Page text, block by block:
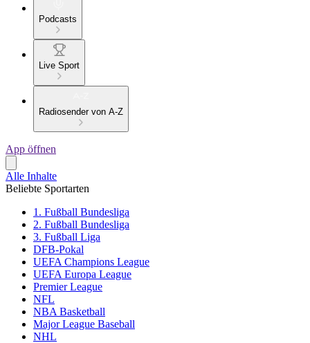
Podcasts
Live Sport
Radiosender von A-Z
App öffnen
Alle Inhalte
Beliebte Sportarten
1. Fußball Bundesliga
2. Fußball Bundesliga
3. Fußball Liga
DFB-Pokal
UEFA Champions League
UEFA Europa League
Premier League
NFL
NBA Basketball
Major League Baseball
NHL